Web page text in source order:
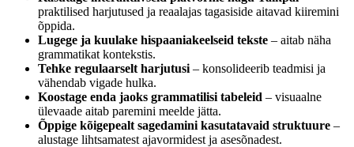
praktilised harjutused ja reaalajas tagasiside aitavad kiiremini
õppida.
Lugege ja kuulake hispaaniakeelseid tekste – aitab näha
grammatikat kontekstis.
Tehke regulaarselt harjutusi – konsolideerib teadmisi ja
vähendab vigade hulka.
Koostage enda jaoks grammatilisi tabeleid – visuaalne
ülevaade aitab paremini meelde jätta.
Õppige kõigepealt sagedamini kasutatavaid struktuure –
alustage lihtsamatest ajavormidest ja asesõnadest.